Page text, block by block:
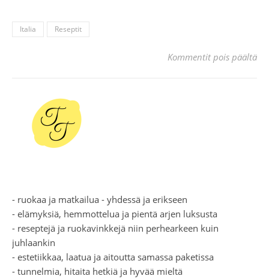
Italia Reseptit
Kommentit pois päältä
- ruokaa ja matkailua - yhdessä ja erikseen
- elämyksiä, hemmottelua ja pientä arjen luksusta
- reseptejä ja ruokavinkkejä niin perhearkeen kuin
juhlaankin
- estetiikkaa, laatua ja aitoutta samassa paketissa
- tunnelmia, hitaita hetkiä ja hyvää mieltä